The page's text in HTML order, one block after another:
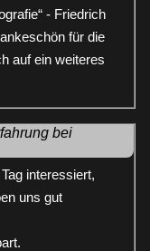
- Friedrich
für die
auf ein weiteres
bei
interessiert,
uns gut